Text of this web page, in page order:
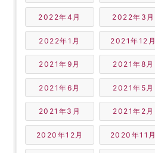
2022年4月 2022年3月
2022年1月 2021年12月
2021年9月 2021年8月
2021年6月 2021年5月
2021年3月 2021年2月
2020年12月 2020年11月